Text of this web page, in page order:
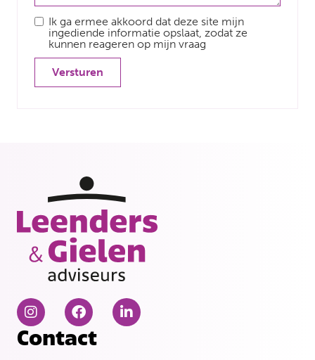
Ik ga ermee akkoord dat deze site mijn
ingediende informatie opslaat, zodat ze
kunnen reageren op mijn vraag
Versturen
Contact